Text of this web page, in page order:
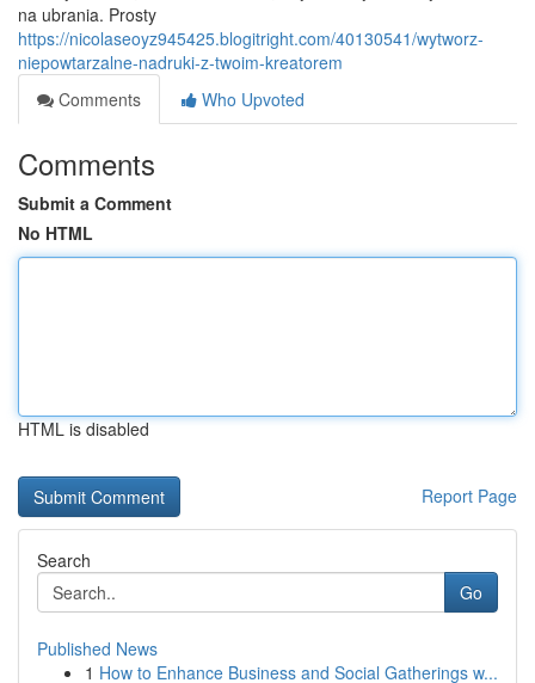
na ubrania. Prosty
https://nicolaseoyz945425.blogitright.com/40130541/wytworz-
niepowtarzalne-nadruki-z-twoim-kreatorem
Comments
Who Upvoted
Comments
Submit a Comment
No HTML
HTML is disabled
Report Page
Search
Go
Published News
1 How to Enhance Business and Social Gatherings w...